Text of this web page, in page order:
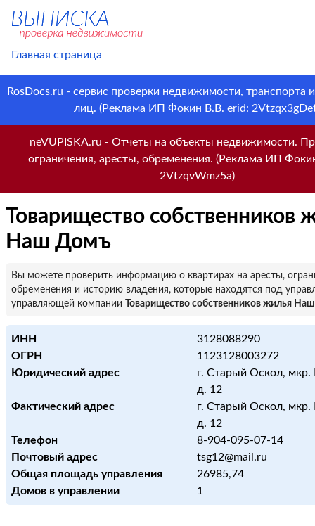
Главная страница
RosDocs.ru - сервис проверки недвижимости, транспорта
лиц. (Реклама ИП Фокин В.В. erid:
neVUPISKA.ru - Отчеты на объекты недвижимости.
ограничения, аресты, обременения. (Реклама ИП
2VtzqvWmz5a)
Товарищество собственников
Наш Домъ
Вы можете проверить информацию о квартирах на аресты,
обременения и историю владения, которые находятся под
управляющей компании
Товарищество собственников жилья
ИНН
3128088290
ОГРН
1123128003272
Юридический адрес
г. Старый Оскол, мкр.
д. 12
Фактический адрес
г. Старый Оскол, мкр.
д. 12
Телефон
8-904-095-07-14
Почтовый адрес
tsg12@mail.ru
Общая площадь управления
26985,74
Домов в управлении
1